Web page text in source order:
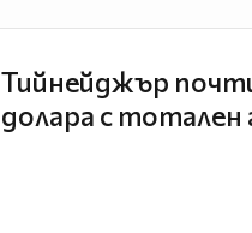
Тийнейджър
долара с